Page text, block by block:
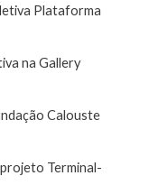
Plataforma
na Gallery
Calouste
Terminal-